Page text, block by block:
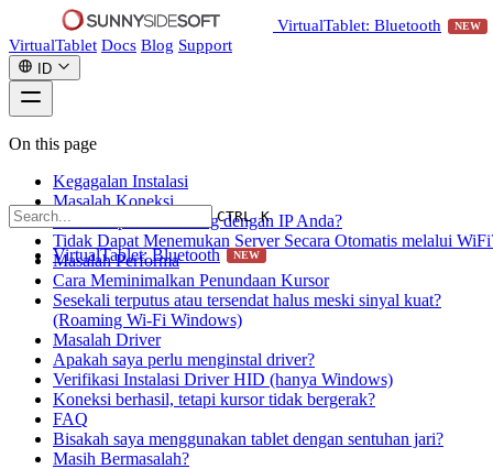
VirtualTablet: Bluetooth NEW
VirtualTablet Docs Blog Support
ID
CTRL K
VirtualTablet: Bluetooth NEW
On this page
Kegagalan Instalasi
Masalah Koneksi
Tidak Dapat Terhubung dengan IP Anda?
Tidak Dapat Menemukan Server Secara Otomatis melalui
Masalah Performa
Cara Meminimalkan Penundaan Kursor
Sesekali terputus atau tersendat halus meski sinyal kuat?
(Roaming Wi-Fi Windows)
Masalah Driver
Apakah saya perlu menginstal driver?
Verifikasi Instalasi Driver HID (hanya Windows)
Koneksi berhasil, tetapi kursor tidak bergerak?
FAQ
Bisakah saya menggunakan tablet dengan sentuhan jari?
Masih Bermasalah?